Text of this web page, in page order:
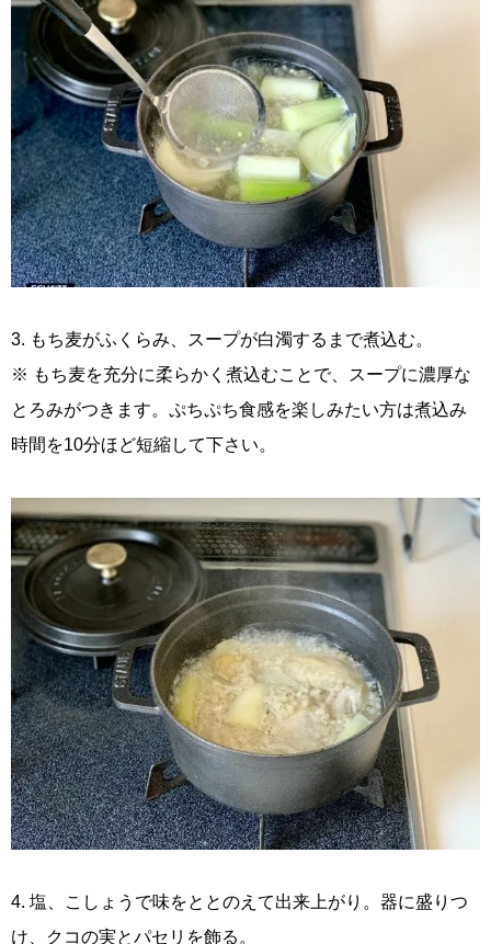
3. もち麦がふくらみ、スープが白濁するまで煮込む。
※ もち麦を充分に柔らかく煮込むことで、スープに濃厚な
とろみがつきます。ぷちぷち食感を楽しみたい方は煮込み
時間を10分ほど短縮して下さい。
4. 塩、こしょうで味をととのえて出来上がり。器に盛りつ
け、クコの実とパセリを飾る。